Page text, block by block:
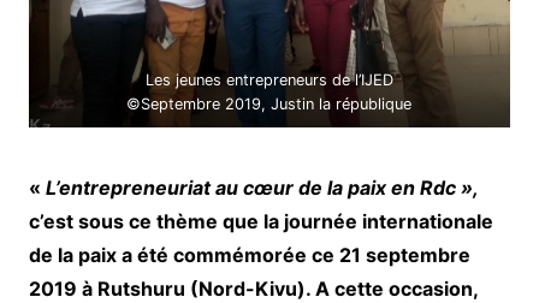
Les jeunes entrepreneurs de l’IJED
©Septembre 2019, Justin la république
« L’entrepreneuriat au cœur de la paix en Rdc »,
c’est sous ce thème que la journée internationale
de la paix a été commémorée ce 21 septembre
2019 à Rutshuru (Nord-Kivu). A cette occasion,